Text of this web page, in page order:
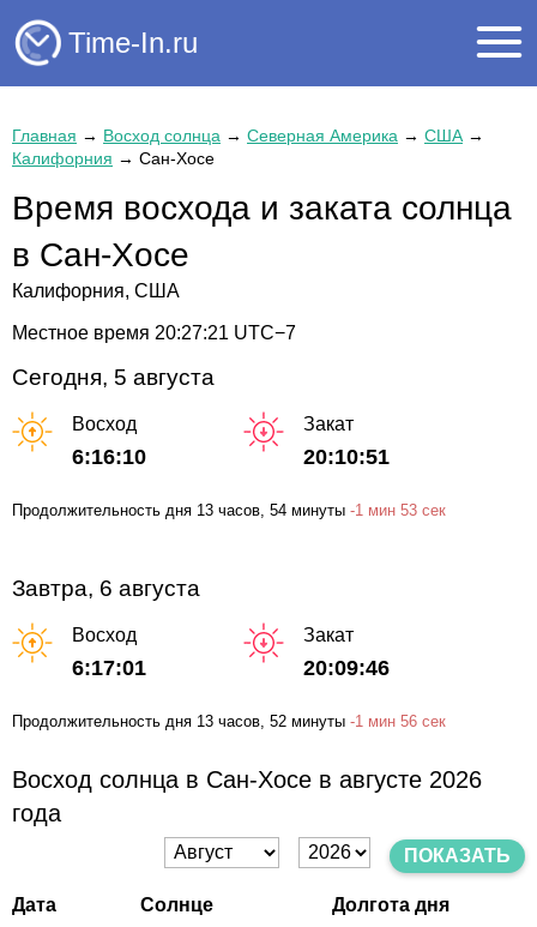
Time-In.ru
Главная → Восход солнца → Северная Америка → США →
Калифорния → Сан-Хосе
Время восхода и заката солнца
в Сан-Хосе
Калифорния, США
Местное время 20:27:21 UTC−7
Сегодня, 5 августа
Восход
6:16:10
Закат
20:10:51
Продолжительность дня 13 часов , 54 минуты -1 мин 53 сек
Завтра, 6 августа
Восход
6:17:01
Закат
20:09:46
Продолжительность дня 13 часов, 52 минуты -1 мин 56 сек
Восход солнца в Сан-Хосе в августе 2026
года
ПОКАЗАТЬ
Дата Солнце Долгота дня